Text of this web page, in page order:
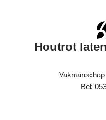
Houtrot
Bel: